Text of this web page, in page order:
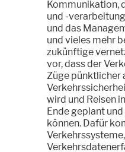
Kommunikation,
und -
und das
und vieles mehr
zukünftige
vor, dass der
Züge pünktlicher
wird und Reisen
Ende geplant
können. Dafür